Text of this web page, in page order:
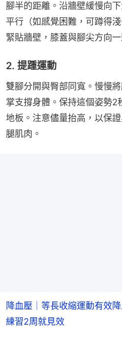
腳半的距離。沿牆壁緩慢向
平行（如感覺困難，可蹲得
緊貼牆壁，膝蓋與腳尖方向
2. 提踵運動
雙腳分開與臀部同寬。慢慢
掌支撐身體。保持這個姿勢2
地板。注意儘量抬高，以保
腿肌肉。
降血壓｜等長收縮運動有效
練習2周就見效